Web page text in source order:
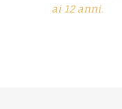
ai 12 anni.